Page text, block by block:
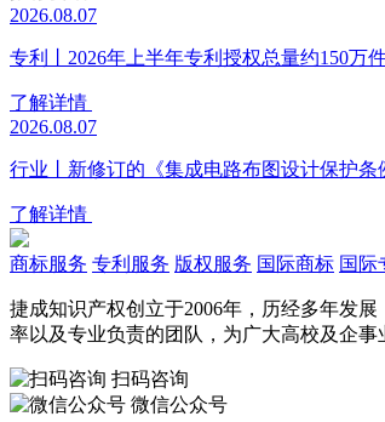
2026.08.07
专利丨2026年上半年专利授权总量约150万
了解详情
2026.08.07
行业丨新修订的《集成电路布图设计保护条
了解详情
商标服务 专利服务 版权服务 国际商标 国际
捷成知识产权创立于2006年，历经多年发
率以及专业负责的团队，为广大高校及企事
扫码咨询
微信公众号